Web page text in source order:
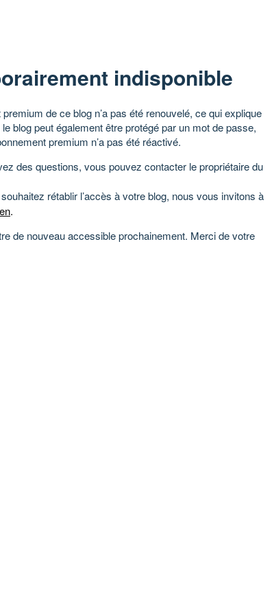
indisponible
de ce blog n’a pas été renouvelé, ce qui explique
blog peut également être protégé par un mot de passe,
premium n’a pas été réactivé.
des questions, vous pouvez contacter le propriétaire du
rétablir l’accès à votre blog, nous vous invitons à
.
de nouveau accessible prochainement. Merci de votre